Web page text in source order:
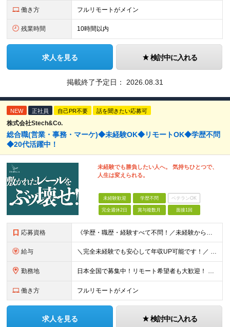
働き方 フルリモートがメイン
残業時間 10時間以内
求人を見る 検討中に入れる
掲載終了予定日： 2026.08.31
NEW 正社員 自己PR不要 話を聞きたい応募可
株式会社Stech&Co.
総合職(営業・事務・マーケ)◆未経験OK◆リモートOK◆学歴不問
◆20代活躍中！
未経験でも勝負したい人へ。 気持ちひとつで、
人生は変えられる。
未経験歓迎 学歴不問 ベテランOK
完全週休2日 賞与複数月 面接1回
応募資格 《学歴・職歴・経験すべて不問！／未経験からのチャレンジ大歓迎◎》 ▼こんな気持ち、ひとつでも当てはまる方はぜひ！ □ なにか、人生を変えるきっかけがほしい □ 立ち仕事に疲れて、そろそろ座り仕事がい
給与 ＼完全未経験でも安心して年収UP可能です！／ -------------- 【1】営業 月給25万円～80万円＋賞与 【2】事務 月給21万円～50万円＋賞与 【3】マーケ 月給25万円～80万円
勤務地 日本全国で募集中！リモート希望者も大歓迎！ ※クライアントオフィスへの出勤が必要な場合は、 「東京オフィス」または「首都圏・関西圏」になります ※勤務地の選択はご希望を考慮し、転居を伴う転勤はありま
働き方 フルリモートがメイン
求人を見る 検討中に入れる